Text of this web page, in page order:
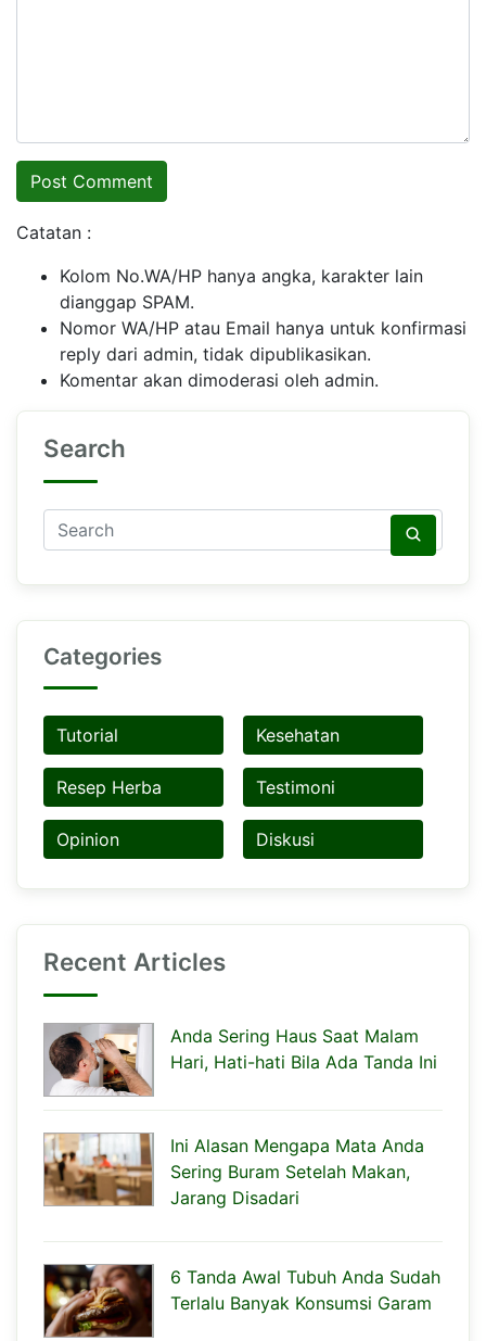
Catatan :
Kolom No.WA/HP hanya angka, karakter lain
dianggap SPAM.
Nomor WA/HP atau Email hanya untuk konfirmasi
reply dari admin, tidak dipublikasikan.
Komentar akan dimoderasi oleh admin.
Search
Categories
Tutorial Kesehatan
Resep Herba Testimoni
Opinion Diskusi
Recent Articles
Anda Sering Haus Saat Malam
Hari, Hati-hati Bila Ada Tanda Ini
Ini Alasan Mengapa Mata Anda
Sering Buram Setelah Makan,
Jarang Disadari
6 Tanda Awal Tubuh Anda Sudah
Terlalu Banyak Konsumsi Garam